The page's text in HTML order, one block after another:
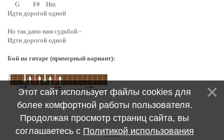
G F# Hm
Идти дорогой одной
Но так дано нам судьбой -
Идти дорогой одной
Бой на гитаре (примерный вариант):
Этот сайт использует файлы cookies для
более комфортной работы пользователя.
Продолжая просмотр страниц сайта, вы
соглашаетесь с Политикой использования